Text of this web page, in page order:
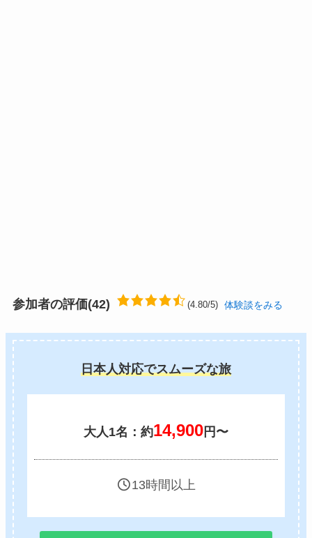
参加者の評価(42) (4.80/5) 体験談をみる
日本人対応でスムーズな旅
大人1名：約14,900 円〜
13時間以上